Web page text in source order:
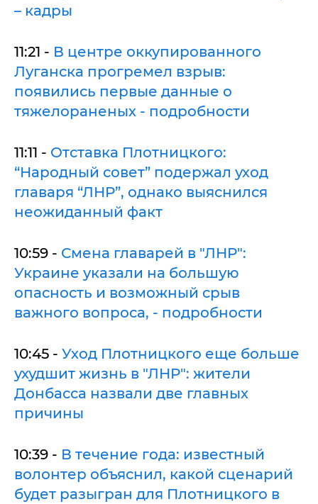
– кадры
11:21 - В центре оккупированного
Луганска прогремел взрыв:
появились первые данные о
тяжелораненых - подробности
11:11 - Отставка Плотницкого:
“Народный совет” подержал уход
главаря “ЛНР”, однако выяснился
неожиданный факт
10:59 - Смена главарей в "ЛНР":
Украине указали на большую
опасность и возможный срыв
важного вопроса, - подробности
10:45 - Уход Плотницкого еще больше
ухудшит жизнь в "ЛНР": жители
Донбасса назвали две главных
причины
10:39 - В течение года: известный
волонтер объяснил, какой сценарий
будет разыгран для Плотницкого в